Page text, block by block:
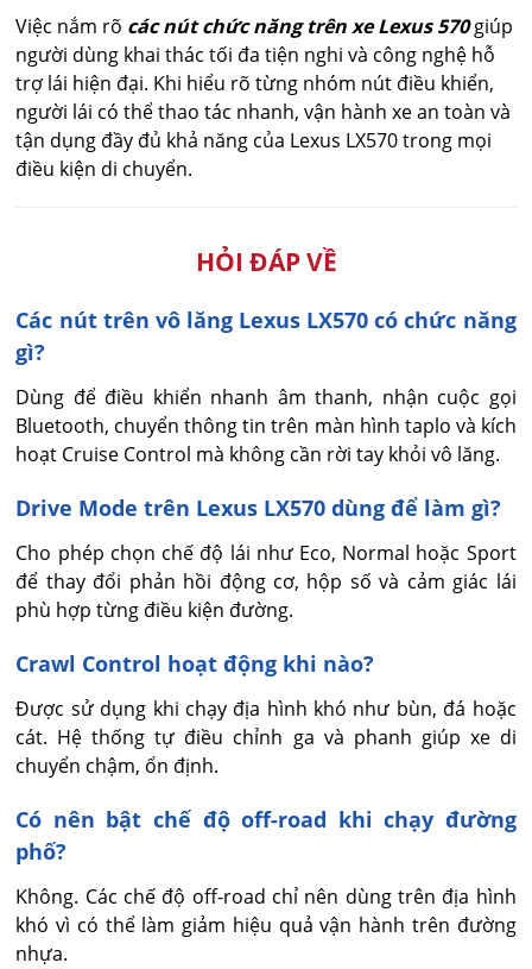
Việc nắm rõ các nút chức năng trên xe Lexus 570giúp
người dùng khai thác tối đa tiện nghi và công nghệ hỗ
trợ lái hiện đại. Khi hiểu rõ từng nhóm nút điều khiển,
người lái có thể thao tác nhanh, vận hành xe an toàn và
tận dụng đầy đủ khả năng của Lexus LX570 trong mọi
điều kiện di chuyển.
HỎI ĐÁP VỀ
Các nút trên vô lăng Lexus LX570 có chức năng
gì?
Dùng để điều khiển nhanh âm thanh, nhận cuộc gọi
Bluetooth, chuyển thông tin trên màn hình taplo và kích
hoạt Cruise Control mà không cần rời tay khỏi vô lăng.
Drive Mode trên Lexus LX570 dùng để làm gì?
Cho phép chọn chế độ lái như Eco, Normal hoặc Sport
để thay đổi phản hồi động cơ, hộp số và cảm giác lái
phù hợp từng điều kiện đường.
Crawl Control hoạt động khi nào?
Được sử dụng khi chạy địa hình khó như bùn, đá hoặc
cát. Hệ thống tự điều chỉnh ga và phanh giúp xe di
chuyển chậm, ổn định.
Có nên bật chế độ off-road khi chạy đường
phố?
Không. Các chế độ off-road chỉ nên dùng trên địa hình
khó vì có thể làm giảm hiệu quả vận hành trên đường
nhựa.